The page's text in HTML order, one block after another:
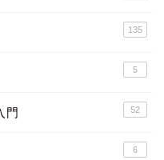
135
5
門 52
6